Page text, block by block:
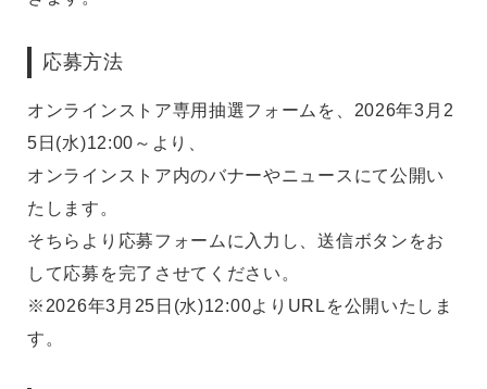
応募方法
オンラインストア専用抽選フォームを、2026年3月2
5日(水)12:00～より、
オンラインストア内のバナーやニュースにて公開い
たします。
そちらより応募フォームに入力し、送信ボタンをお
して応募を完了させてください。
※2026年3月25日(水)12:00よりURLを公開いたしま
す。